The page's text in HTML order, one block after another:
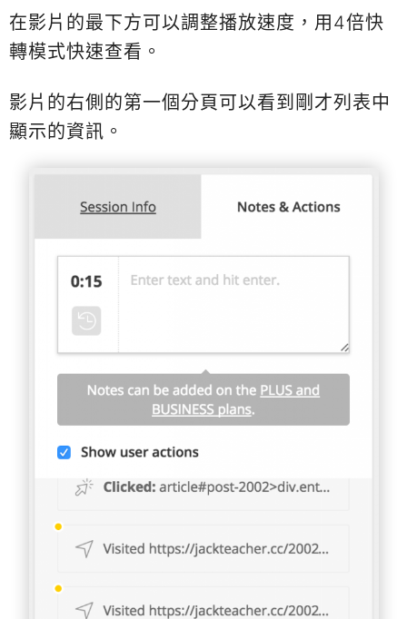
在影片的最下方可以調整播放速度，用4倍快
轉模式快速查看。
影片的右側的第一個分頁可以看到剛才列表中
顯示的資訊。